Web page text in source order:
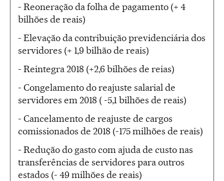
- Reoneração da folha de pagamento (+ 4
bilhões de reais)
- Elevação da contribuição previdenciária dos
servidores (+ 1,9 bilhão de reais)
- Reintegra 2018 (+2,6 bilhões de reias)
- Congelamento do reajuste salarial de
servidores em 2018 ( -5,1 bilhões de reais)
- Cancelamento de reajuste de cargos
comissionados de 2018 (-175 milhões de reais)
- Redução do gasto com ajuda de custo nas
transferências de servidores para outros
estados (- 49 milhões de reais)